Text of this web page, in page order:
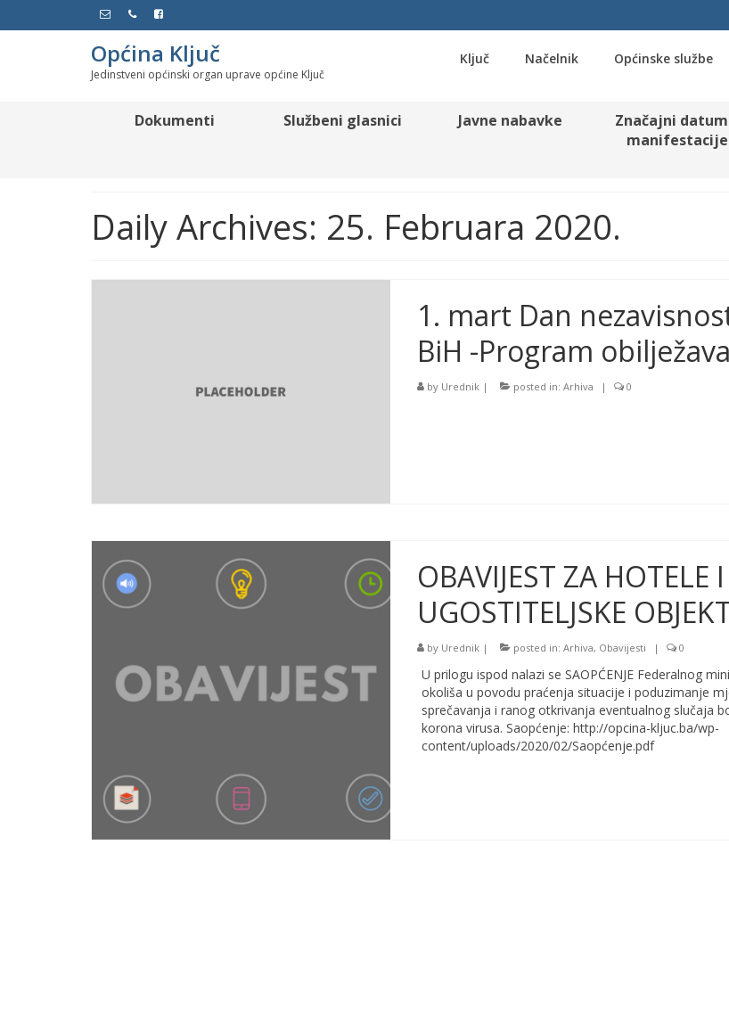
Općina Ključ
Jedinstveni općinski organ uprave općine Ključ
Ključ Načelnik Općinske službe
Dokumenti Službeni glasnici Javne nabavke
Značajni
manifestacije
Daily Archives: 25. Februara 2020.
1. mart Dan
BiH -Program
by Urednik| posted in: Arhiva | 0
OBAVIJEST ZA HOTELE I
UGOSTITELJSKE
by Urednik| posted in: Arhiva, Obavijesti | 0
U prilogu ispod nalazi se SAOPĆENJE Federalnog
okoliša u povodu praćenja situacije i poduzimanje
sprečavanja i ranog otkrivanja eventualnog slučaja
korona virusa. Saopćenje: http://opcina-kljuc.ba/wp-
content/uploads/2020/02/Saopćenje.pdf